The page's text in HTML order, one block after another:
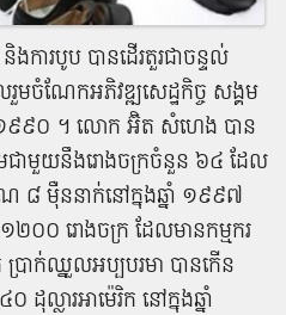
ការ​បូ​ប បាន​ដើរតួរ​ជា​ចន្ទល់​
រួម​ចំណែក​អភិវឌ្ឍ​សេដ្ឋកិច្ច សង្គម​
ាំ ​១៩៩០​ ។ លោក អ៊ិ​ត សំ​ហេង បាន
ម​ជាមួយនឹង​រោងចក្រ​ចំនួន ៦៤ ដែល​
៨ ​ម៉ឺន​នាក់​នៅ​ក្នុង​ឆ្នាំ​ ១៩៩៧
១២០០ ​រោងចក្រ ដែល​មាន​កម្មករ
ាក់​ឈ្នួល​អប្បបរមា បាន​កើន​
ដុល្លារ​អាម៉េរិក នៅ​ក្នុង​ឆ្នាំ​